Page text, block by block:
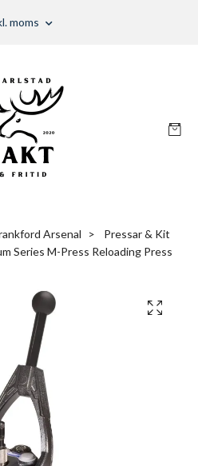
moms
Arsenal
Pressar & Kit
Series M-Press Reloading Press